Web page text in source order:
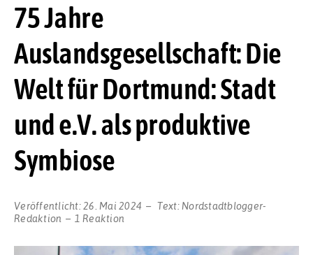
75 Jahre
Auslandsgesellschaft: Die
Welt für Dortmund: Stadt
und e.V. als produktive
Symbiose
Veröffentlicht:26. Mai 2024 Text: Nordstadtblogger-
Redaktion
1 Reaktion